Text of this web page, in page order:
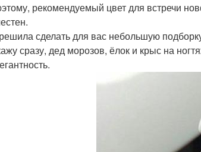
рекомендуемый цвет для встречи
сделать для вас небольшую
сразу, дед морозов, ёлок и крыс на